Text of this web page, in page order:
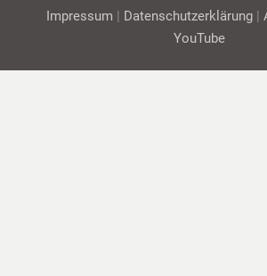
Impressum | Datenschutzerklärung|
YouTube